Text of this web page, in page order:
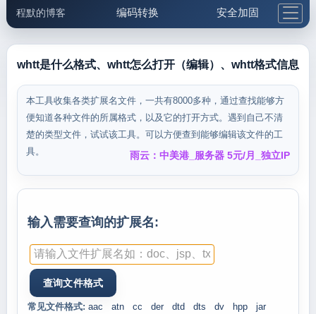
程默的博客 编码转换 安全加固
邮件工具 生活便民 更多工具
5.1支付宝大红包
whtt是什么格式、whtt怎么打开（编辑）、whtt格式信息
本工具收集各类扩展名文件，一共有8000多种，通过查找能够方
便知道各种文件的所属格式，以及它的打开方式。遇到自己不清
楚的类型文件，试试该工具。可以方便查到能够编辑该文件的工
具。
雨云：中美港_服务器 5元/月_独立IP
输入需要查询的扩展名:
常见文件格式: aac atn cc der dtd dts dv hpp
jar